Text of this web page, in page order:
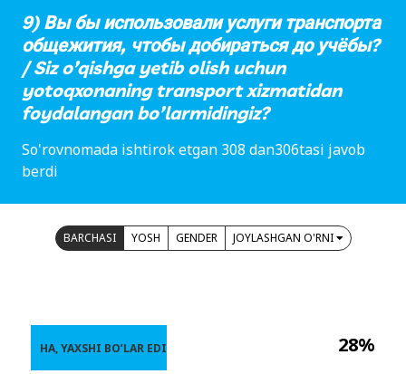
9) Вы бы использовали услуги транспорта
общежития, чтобы добираться до учёбы?
/ Siz o’qishga yetib olish uchun
yotoqxonaning transport xizmatidan
foydalangan bo’larmidingiz?
So'rovnomada ishtirok etgan 308 dan306tasi javob
berdi
BARCHASI YOSH GENDER JOYLASHGAN O'RNI
28%
HA, YAXSHI BO’LAR EDI